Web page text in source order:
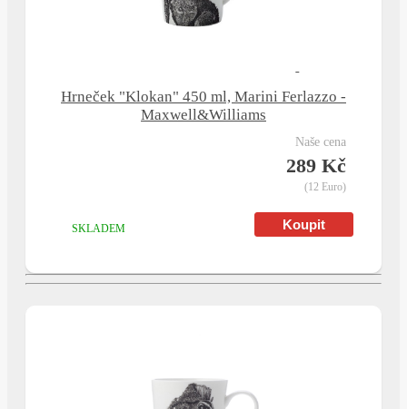
Hrneček "Klokan" 450 ml, Marini Ferlazzo -
Maxwell&Williams
naše cena
289 Kč
(12 Euro)
SKLADEM